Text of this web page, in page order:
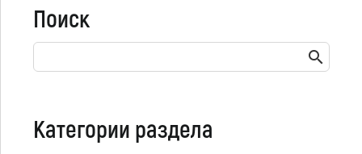
Поиск
Категории раздела